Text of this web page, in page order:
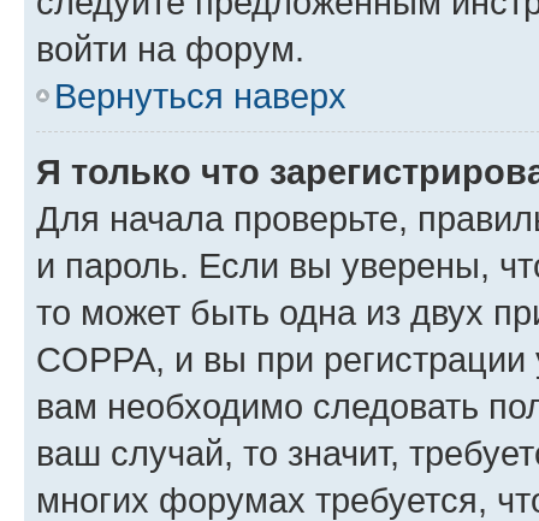
войти на форум.
Вернуться наверх
Я только что
Для начала проверьте,
и пароль. Если вы уверены,
то может быть одна из двух
COPPA, и вы при
вам необходимо следовать
ваш случай, то значит,
многих форумах требуется,